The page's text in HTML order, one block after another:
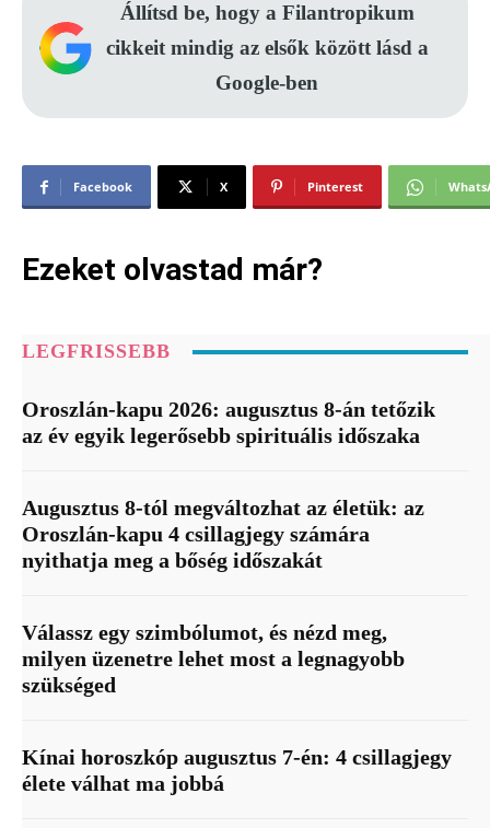
Állítsd be, hogy a Filantropikum
cikkeit mindig az elsők között lásd a
Google-ben
Facebook X Pinterest
Ezeket olvastad már?
LEGFRISSEBB
Oroszlán-kapu 2026: augusztus 8-án tetőzik
az év egyik legerősebb spirituális időszaka
Augusztus 8-tól megváltozhat az életük: az
Oroszlán-kapu 4 csillagjegy számára
nyithatja meg a bőség időszakát
Válassz egy szimbólumot, és nézd meg,
milyen üzenetre lehet most a legnagyobb
szükséged
Kínai horoszkóp augusztus 7-én: 4 csillagjegy
élete válhat ma jobbá